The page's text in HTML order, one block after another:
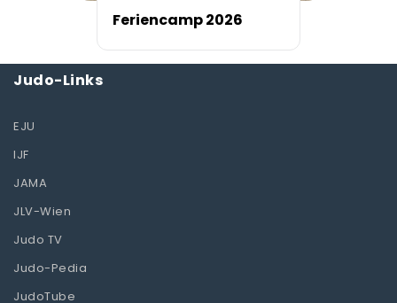
Feriencamp 2026
Judo-Links
EJU
IJF
JAMA
JLV-Wien
Judo TV
Judo-Pedia
JudoTube